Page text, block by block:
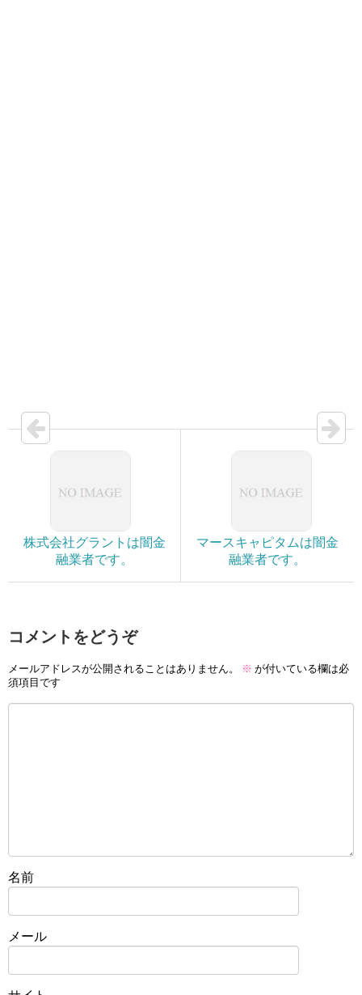
株式会社グラントは闇金
融業者です。
マースキャピタムは闇金
融業者です。
コメントをどうぞ
メールアドレスが公開されることはありません。 ※ が付いている欄は必
須項目です
名前
メール